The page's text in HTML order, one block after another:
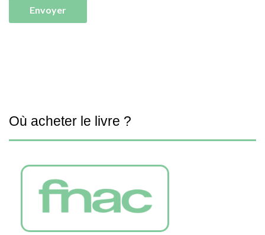
Où acheter le livre ?